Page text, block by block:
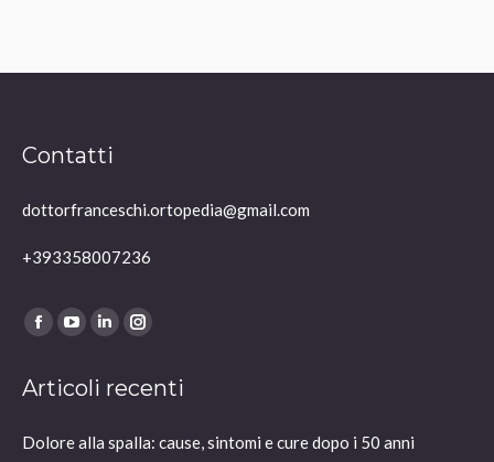
Contatti
dottorfranceschi.ortopedia@gmail.com
+393358007236
Ci puoi trovare su:
Facebook
opens
new
YouTube
opens
new
Linkedin
opens
new
Instagram
opens
new
Articoli recenti
Dolore alla spalla: cause, sintomi e cure dopo i 50 anni